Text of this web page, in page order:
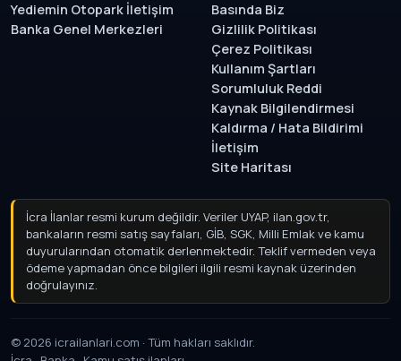
Yediemin Otopark İletişim
Banka Genel Merkezleri
Basında Biz
Gizlilik Politikası
Çerez Politikası
Kullanım Şartları
Sorumluluk Reddi
Kaynak Bilgilendirmesi
Kaldırma / Hata Bildirimi
İletişim
Site Haritası
İcra İlanlar resmi kurum değildir. Veriler UYAP, ilan.gov.tr,
bankaların resmi satış sayfaları, GİB, SGK, Milli Emlak ve kamu
duyurularından otomatik derlenmektedir. Teklif vermeden
veya ödeme yapmadan önce bilgileri ilgili resmi kaynak
üzerinden doğrulayınız.
© 2026 icrailanlari.com · Tüm hakları saklıdır.